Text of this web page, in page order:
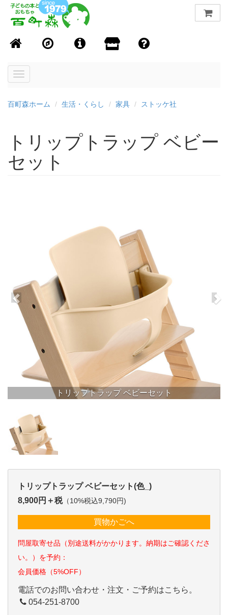
Toggle
百町森ホーム 生活・くらし 家具 ストッケ社
トリップトラップ ベビー
セット
トリップトラップ ベビーセット
トリップトラップ ベビーセット(色_)
8,900円＋税（10%税込9,790円)
買物かごへ
問屋取寄せ品（別途送料がかかります。納期はご確認くださ
い。）を予約：
会員価格（5%OFF）
電話でのお問い合わせ・注文・ご予約はこちら。
054-251-8700